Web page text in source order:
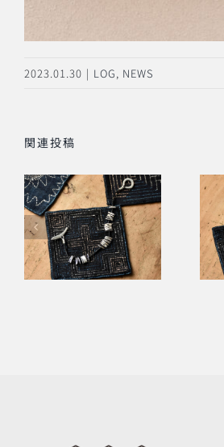
2023.01.30 | LOG, NEWS
関連投稿